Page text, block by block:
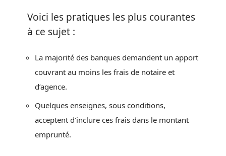
Voici les pratiques les plus courantes
à ce sujet :
La majorité des banques demandent un apport
couvrant au moins les frais de notaire et
d’agence.
Quelques enseignes, sous conditions,
acceptent d’inclure ces frais dans le montant
emprunté.